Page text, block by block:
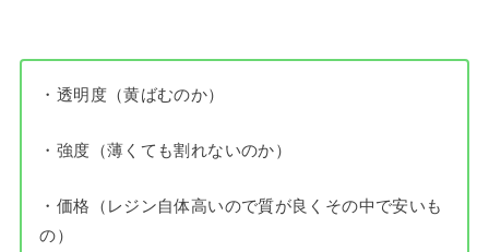
・透明度（黄ばむのか）
・強度（薄くても割れないのか）
・価格（レジン自体高いので質が良くその中で安いも
の）